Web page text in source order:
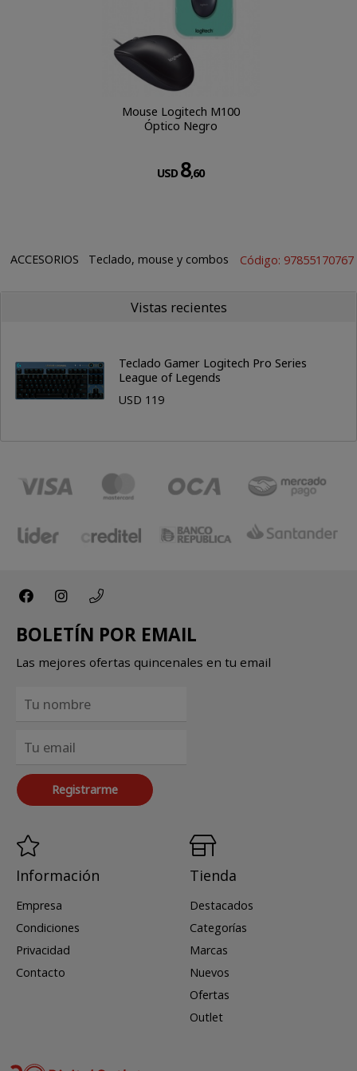
Mouse Logitech M100
Óptico Negro
USD 8,60
ACCESORIOS Teclado, mouse y combos Código: 97855170767
Vistas recientes
Teclado Gamer Logitech Pro Series
League of Legends
USD 119
BOLETÍN POR EMAIL
Las mejores ofertas quincenales en tu email
Registrarme
Información
Empresa
Condiciones
Privacidad
Contacto
Tienda
Destacados
Categorías
Marcas
Nuevos
Ofertas
Outlet